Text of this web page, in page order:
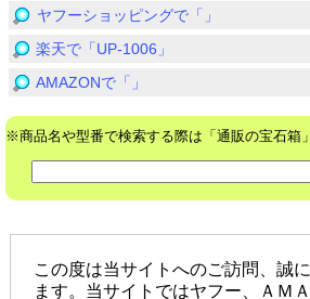
ヤフーショッピングで「」
楽天で「UP-1006」
AMAZONで「」
※商品名や型番で検索する際は「通販の宝石箱
この度は当サイトへのご訪問、誠
ます。当サイトではヤフー、ＡＭ